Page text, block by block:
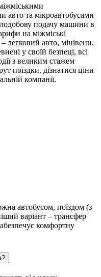
авто та мікроавтобусами
подачу машини в
на міжміські
легковий авто, мінівени,
у своїй безпеці, всі
з великим стажем
поїздки, дізнатися ціни
компанії.
автобусом, поїздом (з
варіант – трансфер
комфортну